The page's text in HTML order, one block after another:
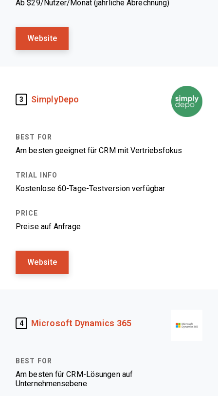
Ab $29/Nutzer/Monat (jährliche Abrechnung)
Website
3 SimplyDepo
Am besten geeignet für CRM mit Vertriebsfokus
Kostenlose 60-Tage-Testversion verfügbar
Preise auf Anfrage
Website
4 Microsoft Dynamics 365
Am besten für CRM-Lösungen auf
Unternehmensebene